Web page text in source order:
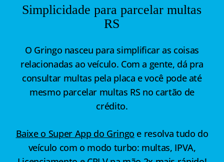
Simplicidade para parcelar multas
RS
O Gringo nasceu para simplificar as coisas
relacionadas ao veículo. Com a gente, dá pra
consultar multas pela placa e você pode até
mesmo parcelar multas RS no cartão de
crédito.
Baixe o Super App do Gringo e resolva tudo do
veículo com o modo turbo: multas, IPVA,